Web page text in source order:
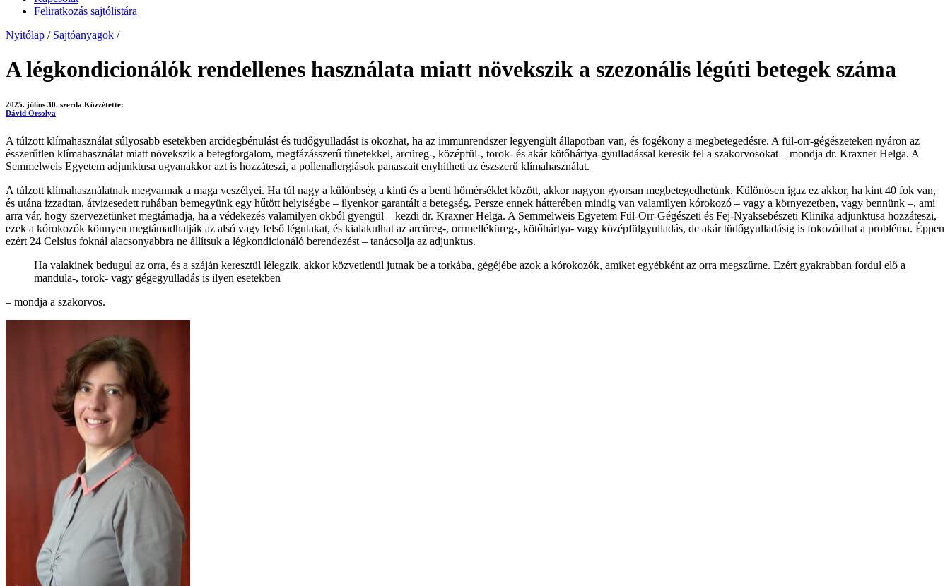
Feliratkozás sajtólistára
Nyitólap / Sajtóanyagok /
A légkondicionálók rendellenes használata miatt növekszik a szezonális légúti betegek száma
2025. július 30. szerda Közzétette:
Dávid Orsolya
A túlzott klímahasználat súlyosabb esetekben arcidegbénulást és tüdőgyulladást is okozhat, ha az immunrendszer legyengült állapotban van, és fogékony a megbetegedésre. A fül-orr-gégészeteken nyáron az
ésszerűtlen klímahasználat miatt növekszik a betegforgalom, megfázásszerű tünetekkel, arcüreg-, középfül-, torok- és akár kötőhártya-gyulladással keresik fel a szakorvosokat – mondja dr. Kraxner Helga. A
Semmelweis Egyetem adjunktusa ugyanakkor azt is hozzáteszi, a pollenallergiások panaszait enyhítheti az észszerű klímahasználat.
A túlzott klímahasználatnak megvannak a maga veszélyei. Ha túl nagy a különbség a kinti és a benti hőmérséklet között, akkor nagyon gyorsan megbetegedhetünk. Különösen igaz ez akkor, ha kint 40 fok van,
és utána izzadtan, átvizesedett ruhában bemegyünk egy hűtött helyiségbe – ilyenkor garantált a betegség. Persze ennek hátterében mindig van valamilyen kórokozó – vagy a környezetben, vagy bennünk –, ami
arra vár, hogy szervezetünket megtámadja, ha a védekezés valamilyen okból gyengül – kezdi dr. Kraxner Helga. A Semmelweis Egyetem Fül-Orr-Gégészeti és Fej-Nyaksebészeti Klinika adjunktusa hozzáteszi,
ezek a kórokozók könnyen megtámadhatják az alsó vagy felső légutakat, és kialakulhat az arcüreg-, orrmelléküreg-, kötőhártya- vagy középfülgyulladás, de akár tüdőgyulladásig is fokozódhat a probléma. Éppen
ezért 24 Celsius foknál alacsonyabbra ne állítsuk a légkondicionáló berendezést – tanácsolja az adjunktus.
Ha valakinek bedugul az orra, és a száján keresztül lélegzik, akkor közvetlenül jutnak be a torkába, gégéjébe azok a kórokozók, amiket egyébként az orra megszűrne. Ezért gyakrabban fordul elő a
mandula-, torok- vagy gégegyulladás is ilyen esetekben
– mondja a szakorvos.